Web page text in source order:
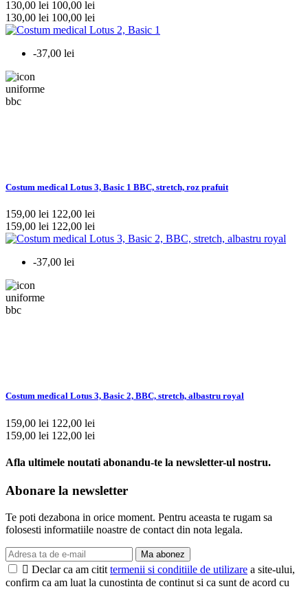
130,00 lei 100,00 lei
130,00 lei 100,00 lei
-37,00 lei
Costum medical Lotus 3, Basic 1 BBC, stretch, roz prafuit
159,00 lei 122,00 lei
159,00 lei 122,00 lei
-37,00 lei
Costum medical Lotus 3, Basic 2, BBC, stretch, albastru royal
159,00 lei 122,00 lei
159,00 lei 122,00 lei
Afla ultimele noutati abonandu-te la newsletter-ul nostru.
Abonare la newsletter
Te poti dezabona in orice moment. Pentru aceasta te rugam sa
folosesti informatiile noastre de contact din nota legala.
Ma abonez
 Declar ca am citit termenii si conditiile de utilizare a site-ului,
confirm ca am luat la cunostinta de continut si ca sunt de acord cu